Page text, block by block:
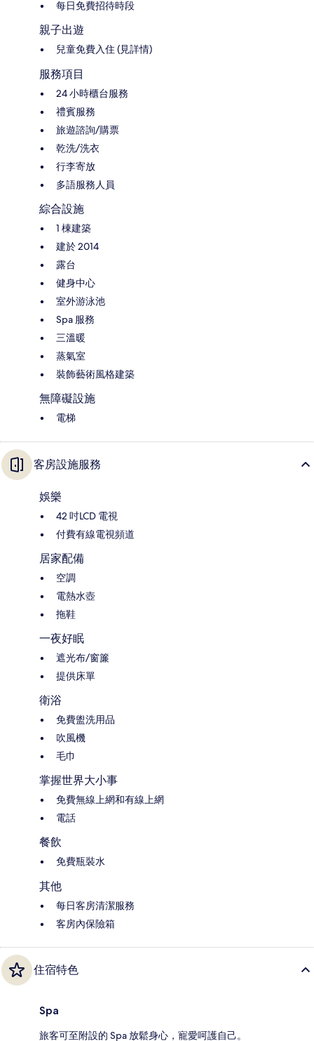
每日免費招待時段
親子出遊
兒童免費入住 (見詳情)
服務項目
24 小時櫃台服務
禮賓服務
旅遊諮詢/購票
乾洗/洗衣
行李寄放
多語服務人員
綜合設施
1 棟建築
建於 2014
露台
健身中心
室外游泳池
Spa 服務
三溫暖
蒸氣室
裝飾藝術風格建築
無障礙設施
電梯
客房設施服務
娛樂
42 吋LCD 電視
付費有線電視頻道
居家配備
空調
電熱水壺
拖鞋
一夜好眠
遮光布/窗簾
提供床單
衛浴
免費盥洗用品
吹風機
毛巾
掌握世界大小事
免費無線上網和有線上網
電話
餐飲
免費瓶裝水
其他
每日客房清潔服務
客房內保險箱
住宿特色
Spa
旅客可至附設的 Spa 放鬆身心，寵愛呵護自己。